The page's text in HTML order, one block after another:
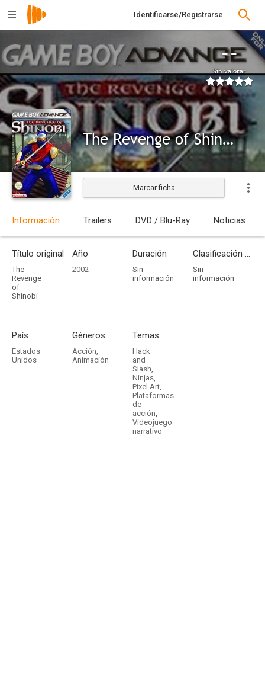
Identificarse/Registrarse
--
Sin valorar
The Revenge of Shinobi
Marcar ficha
Información Trailers DVD / Blu-Ray Noticias
Título original
The
Revenge
of
Shinobi
Año
2002
Duración
Sin
información
Clasificación por edades
Sin
información
País
Estados
Unidos
Géneros
Acción,
Animación
Temas
Hack
and
Slash,
Ninjas,
Pixel Art,
Plataformas
de
acción,
Videojuego
narrativo